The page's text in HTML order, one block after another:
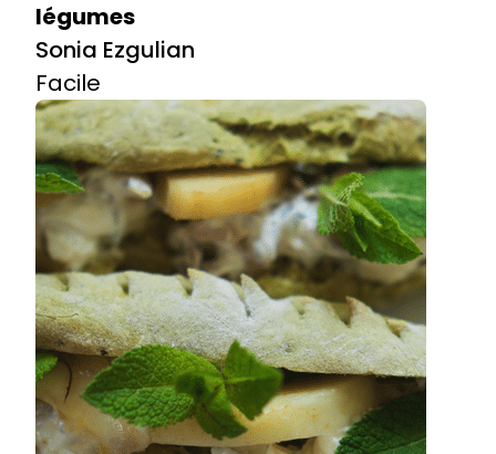
légumes
Sonia Ezgulian
Facile